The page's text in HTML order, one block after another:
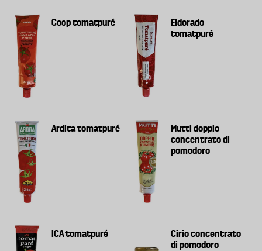
Coop tomatpuré
Eldorado
tomatpuré
Ardita tomatpuré
Mutti doppio
concentrato di
pomodoro
ICA tomatpuré
Cirio concentrato
di pomodoro